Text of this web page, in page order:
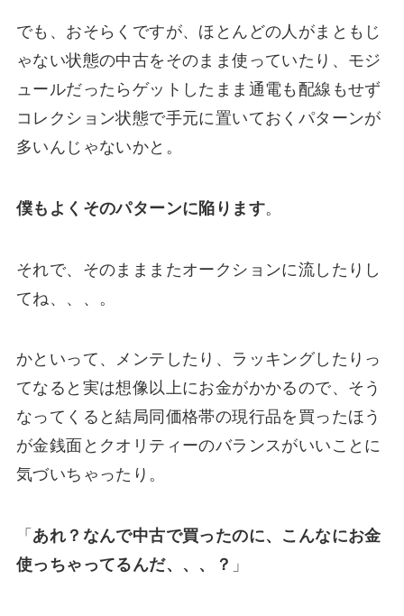
でも、おそらくですが、ほとんどの人がまともじ
ゃない状態の中古をそのまま使っていたり、モジ
ュールだったらゲットしたまま通電も配線もせず
コレクション状態で手元に置いておくパターンが
多いんじゃないかと。
僕もよくそのパターンに陥ります。
それで、そのまままたオークションに流したりし
てね、、、。
かといって、メンテしたり、ラッキングしたりっ
てなると実は想像以上にお金がかかるので、そう
なってくると結局同価格帯の現行品を買ったほう
が金銭面とクオリティーのバランスがいいことに
気づいちゃったり。
「 あれ？なんで中古で買ったのに、こんなにお金
使っちゃってるんだ、、、？ 」